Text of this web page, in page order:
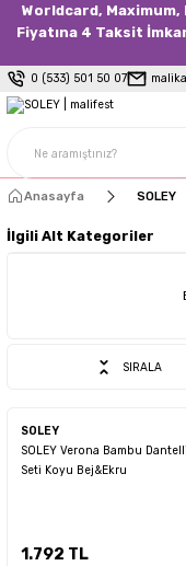
Worldcard, Maximum,
Fiyatına 4 Taksit
0 (533) 501 50 07
Anasayfa SOLEY
İlgili Alt Kategoriler
SIRALA
SOLEY
SOLEY Verona Bambu
Seti Koyu Bej&Ekru
1.792 TL